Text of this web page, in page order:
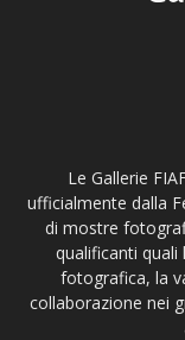
Le Gallerie
ufficialmente dalla
di mostre
qualificanti
fotografica, la
collaborazione nei